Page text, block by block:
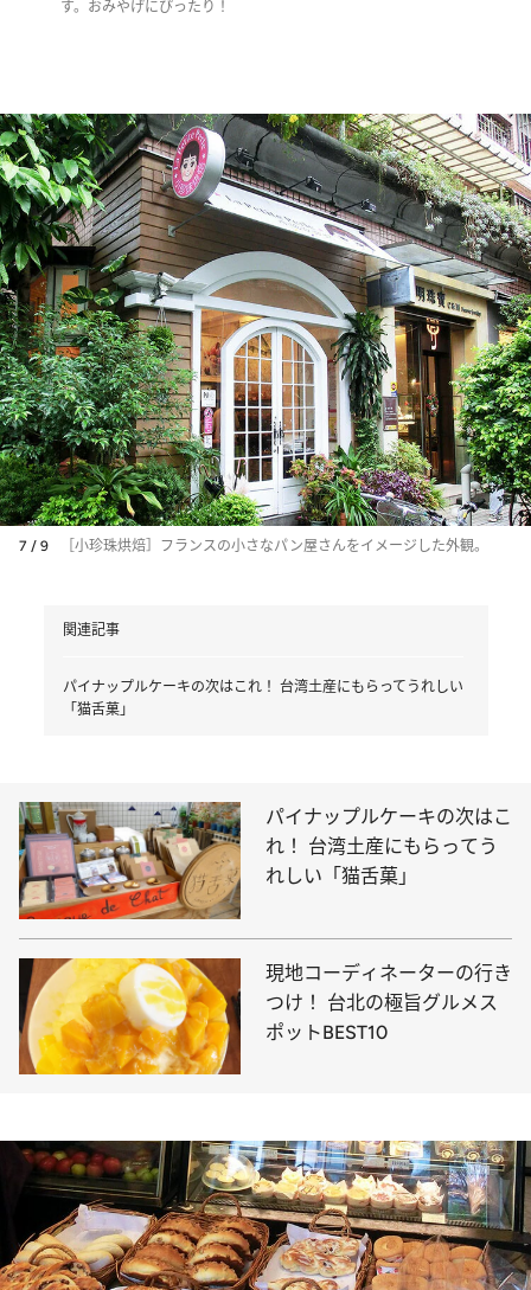
す。おみやげにぴったり！
7 / 9 ［小珍珠烘焙］フランスの小さなパン屋さんをイメージした外観。
関連記事
パイナップルケーキの次はこれ！ 台湾土産にもらってうれしい
「猫舌菓」
パイナップルケーキの次はこ
れ！ 台湾土産にもらってう
れしい「猫舌菓」
現地コーディネーターの行き
つけ！ 台北の極旨グルメス
ポットBEST10